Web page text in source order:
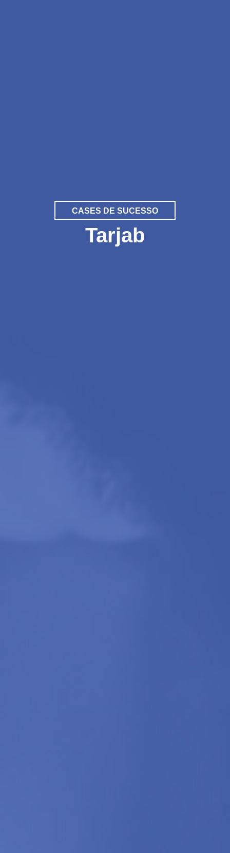
CASES DE SUCESSO
Tarjab